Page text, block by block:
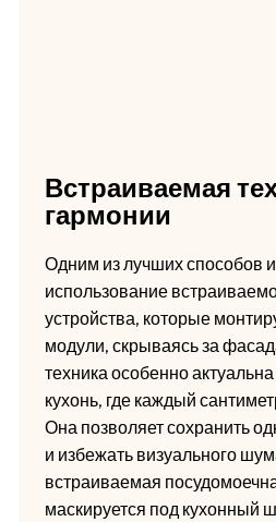
Встраиваемая
гармонии
Одним из лучших способов
использование
устройства, которые
модули, скрываясь за
техника особенно
кухонь, где каждый
Она позволяет сохранить
и избежать визуального
встраиваемая
маскируется под кухонный